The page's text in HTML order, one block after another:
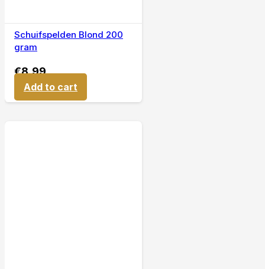
Schuifspelden Blond 200
gram
€8,99
Add to cart